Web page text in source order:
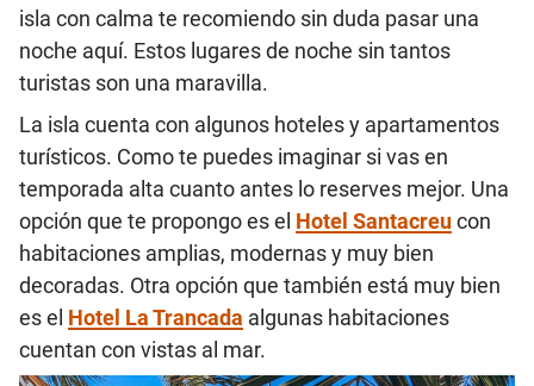
isla con calma te recomiendo sin duda pasar una
noche aquí. Estos lugares de noche sin tantos
turistas son una maravilla.
La isla cuenta con algunos hoteles y apartamentos
turísticos. Como te puedes imaginar si vas en
temporada alta cuanto antes lo reserves mejor. Una
opción que te propongo es el Hotel Santacreucon
habitaciones amplias, modernas y muy bien
decoradas. Otra opción que también está muy bien
es el Hotel La Trancada algunas habitaciones
cuentan con vistas al mar.